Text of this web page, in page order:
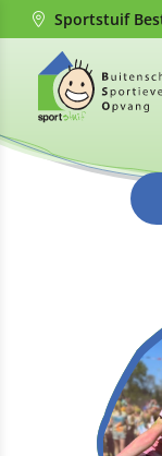
Sportstuif